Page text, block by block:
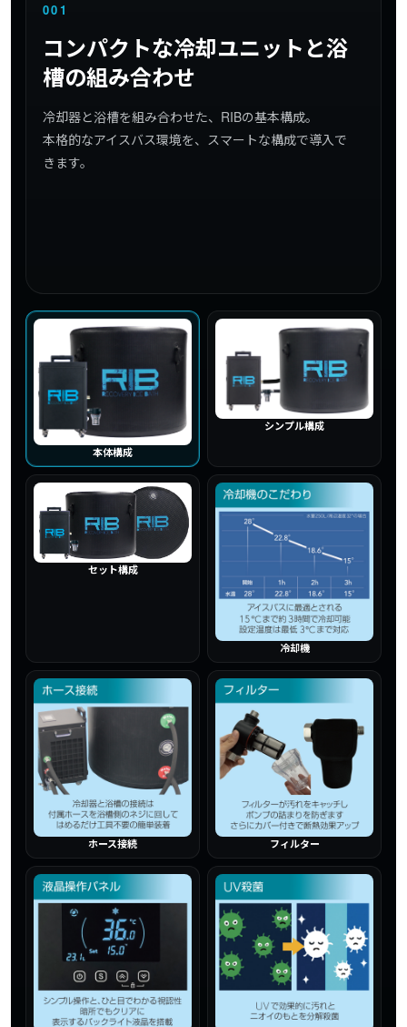
001
コンパクトな冷却ユニットと浴
槽の組み合わせ
冷却器と浴槽を組み合わせた、RIBの基本構成。
本格的なアイスバス環境を、スマートな構成で導入で
きます。
本体構成
シンプル構成
セット構成
冷却機
ホース接続 フィルター